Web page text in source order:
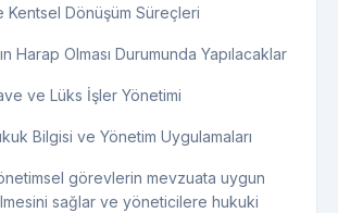
Kentsel Dönüşüm Süreçleri
Harap Olması Durumunda Yapılacaklar
ve Lüks İşler Yönetimi
Bilgisi ve Yönetim Uygulamaları
görevlerin mevzuata uygun
sağlar ve yöneticilere hukuki